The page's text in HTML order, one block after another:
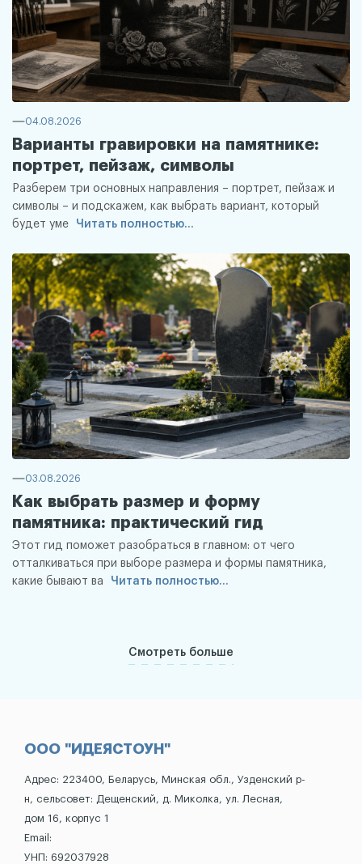
04.08.2026
Варианты гравировки на памятнике:
портрет, пейзаж, символы
Разберем три основных направления – портрет, пейзаж и
символы – и подскажем, как выбрать вариант, который
будет уме
Читать полностью...
03.08.2026
Как выбрать размер и форму
памятника: практический гид
Этот гид поможет разобраться в главном: от чего
отталкиваться при выборе размера и формы памятника,
какие бывают ва
Читать полностью...
Смотреть больше
ООО "ИДЕЯСТОУН"
Адрес: 223400, Беларусь, Минская обл., Узденский р-
н, сельсовет: Дещенский, д. Миколка, ул. Лесная,
дом 16, корпус 1
Email:
УНП: 692037928